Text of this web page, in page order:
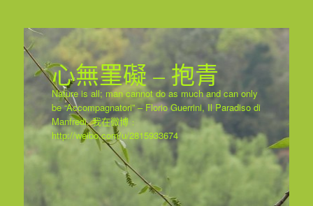
心無罣礙 – 抱青
Nature is all; man cannot do as much and can only
be “Accompagnatori” – Florio Guerrini, Il Paradiso di
Manfredi. 我在微博﹕
http://weibo.com/u/2815933674